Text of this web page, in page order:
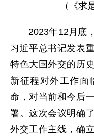
（《求
2023年12月底
习近平总书记发表
特色大国外交的历
新征程对外工作面
命，对当前和今后
署。这次会议明确
外交工作主线，确